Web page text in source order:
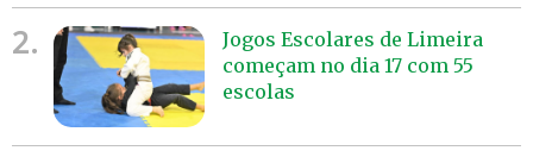
2.
Jogos Escolares de Limeira
começam no dia 17 com 55
escolas